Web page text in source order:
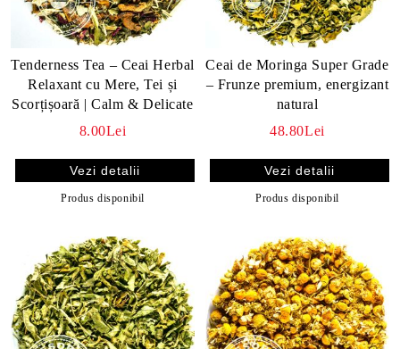
Tenderness Tea – Ceai Herbal
Relaxant cu Mere, Tei și
Scorțișoară | Calm & Delicate
8.00Lei
Vezi detalii
Produs disponibil
Ceai de Moringa Super Grade
– Frunze premium, energizant
natural
48.80Lei
Vezi detalii
Produs disponibil